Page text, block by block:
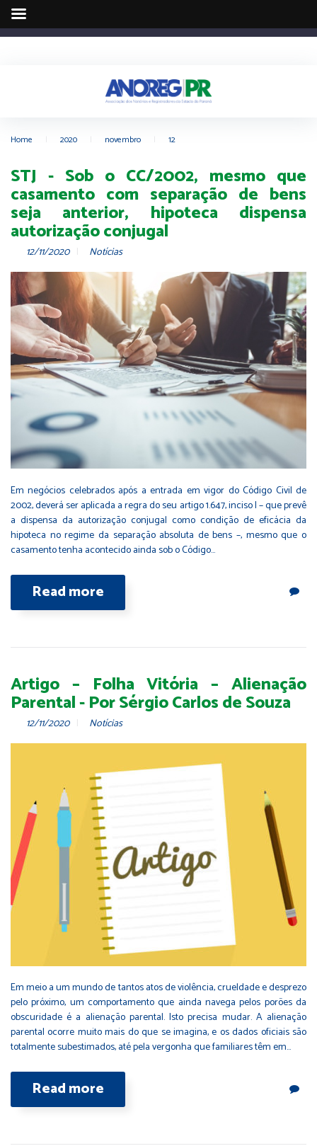
Home 2020 novembro 12
STJ - Sob o CC/2002, mesmo que
casamento com separação de bens
seja anterior, hipoteca dispensa
autorização conjugal
12/11/2020 Notícias
Em negócios celebrados após a entrada em vigor do Código Civil de
2002, deverá ser aplicada a regra do seu artigo 1.647, inciso I – que prevê
a dispensa da autorização conjugal como condição de eficácia da
hipoteca no regime da separação absoluta de bens –, mesmo que o
casamento tenha acontecido ainda sob o Código…
Read more
Artigo – Folha Vitória – Alienação
Parental - Por Sérgio Carlos de Souza
12/11/2020 Notícias
Em meio a um mundo de tantos atos de violência, crueldade e desprezo
pelo próximo, um comportamento que ainda navega pelos porões da
obscuridade é a alienação parental. Isto precisa mudar. A alienação
parental ocorre muito mais do que se imagina, e os dados oficiais são
totalmente subestimados, até pela vergonha que familiares têm em…
Read more